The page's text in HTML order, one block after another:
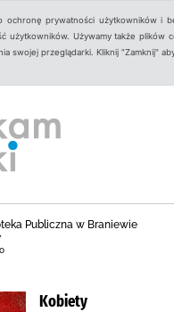
ochronę prywatności użytkowników i
użytkowników. Używamy także plików
swojej przeglądarki. Kliknij "Zamknij"
Publiczna w Braniewie
Kobiety